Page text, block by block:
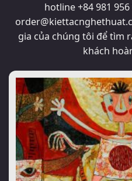
hotline+84 981 956
gia của chúng tôi để tìm
khách